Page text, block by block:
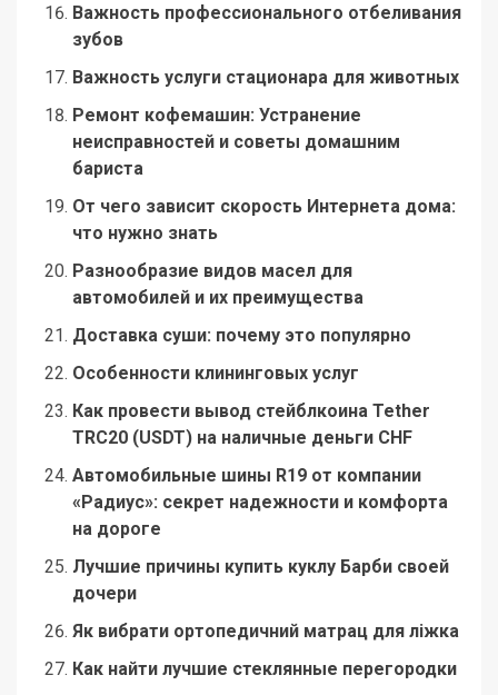
Важность профессионального отбеливания
зубов
Важность услуги стационара для животных
Ремонт кофемашин: Устранение
неисправностей и советы домашним
бариста
От чего зависит скорость Интернета дома:
что нужно знать
Разнообразие видов масел для
автомобилей и их преимущества
Доставка суши: почему это популярно
Особенности клининговых услуг
Как провести вывод стейблкоина Tether
TRC20 (USDT) на наличные деньги CHF
Автомобильные шины R19 от компании
«Радиус»: секрет надежности и комфорта
на дороге
Лучшие причины купить куклу Барби своей
дочери
Як вибрати ортопедичний матрац для ліжка
Как найти лучшие стеклянные перегородки